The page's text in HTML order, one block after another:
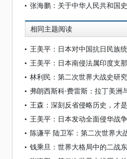
相同主题阅读
林利民：第二次世界大战史研
钱乘旦：世界大格局中的二战